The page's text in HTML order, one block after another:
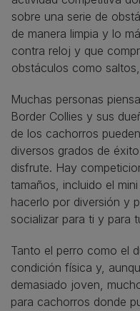
sobre una serie de
de manera limpia y lo
contra reloj y que
obstáculos como
Muchas personas
Border Collies y sus
de los cachorros
diversos grados de
disfrute. Hay
tamaños, incluido el
hacerlo por diversión y
socializar para ti y para
Tanto el perro como el
condición física y,
demasiado joven,
para cachorros donde